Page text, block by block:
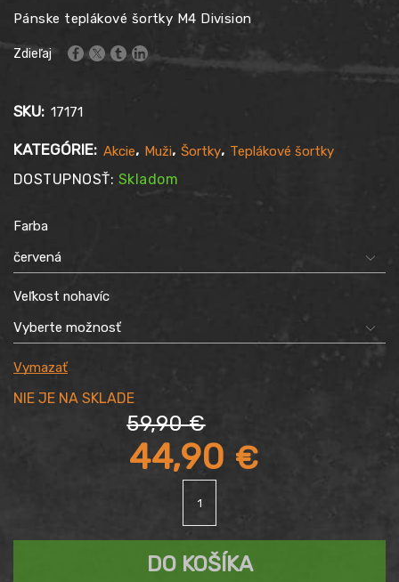
Pánske teplákové šortky M4 Division
Zdieľaj
SKU: 17171
KATEGÓRIE: Akcie, Muži, Šortky, Teplákové šortky
DOSTUPNOSŤ: Skladom
Farba
Veľkost nohavíc
Vymazať
59,90€
Pôvodná
cena
bola:
44,90 €
Aktuálna
cena
Šortky
STEINAR
DO KOŠÍKA